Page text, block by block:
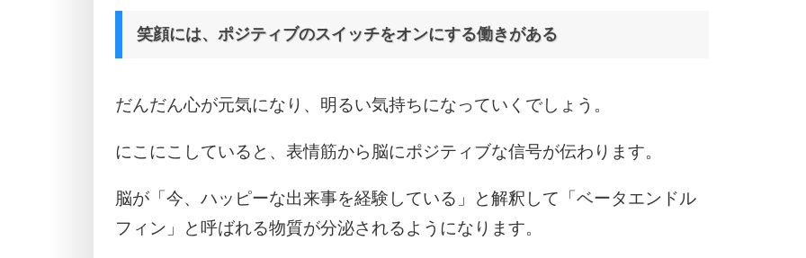
笑顔には、ポジティブのスイッチをオンにする働きがある
だんだん心が元気になり、明るい気持ちになっていくでしょう。
にこにこしていると、表情筋から脳にポジティブな信号が伝わります。
脳が「今、ハッピーな出来事を経験している」と解釈して「ベータエンドル
フィン」と呼ばれる物質が分泌されるようになります。